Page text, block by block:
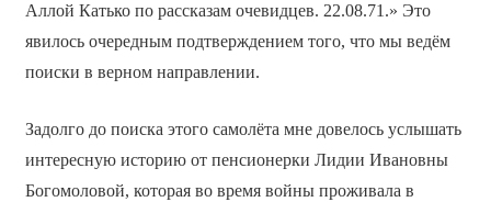
Аллой Катько по рассказам очевидцев. 22.08.71.» Это
явилось очередным подтверждением того, что мы ведём
поиски в верном направлении.
Задолго до поиска этого самолёта мне довелось услышать
интересную историю от пенсионерки Лидии Ивановны
Богомоловой, которая во время войны проживала в